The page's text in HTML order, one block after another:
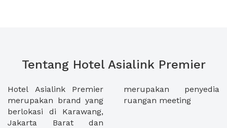
Tentang Hotel Asialink Premier
Hotel Asialink Premier
merupakan brand yang
berlokasi di Karawang,
Jakarta Barat dan
merupakan penyedia
ruangan meeting